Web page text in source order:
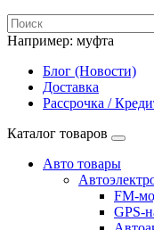
Например: муфта
Блог (Новости)
Доставка
Рассрочка /
Каталог товаров
Авто товары
FM-
GPS-